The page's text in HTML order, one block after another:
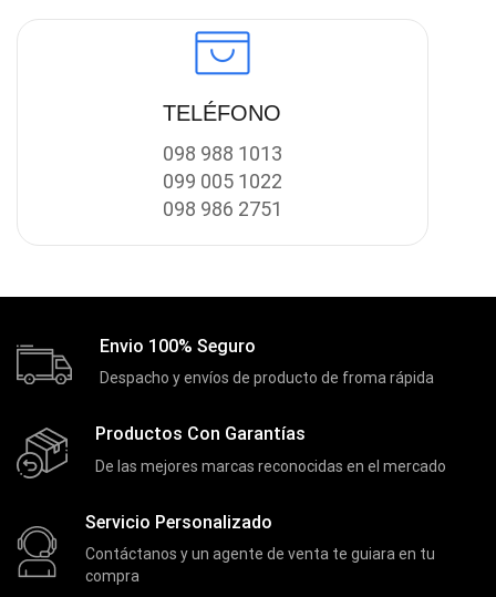
TELÉFONO
098 988 1013
099 005 1022
098 986 2751
Envio 100% Seguro
Despacho y envíos de producto de froma rápida
Productos Con Garantías
De las mejores marcas reconocidas en el mercado
Servicio Personalizado
Contáctanos y un agente de venta te guiara en tu
compra